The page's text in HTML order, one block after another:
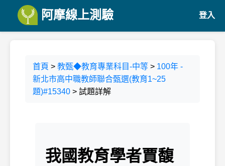
阿摩線上測驗 登入
首頁 > 教甄◆教育專業科目-中等 > 100年 -
新北市高中職教師聯合甄選(教育1~25
題)#15340 > 試題詳解
我國教育學者賈馥